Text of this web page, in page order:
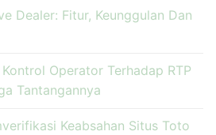
Dealer: Fitur, Keunggulan Dan
Operator Terhadap RTP
Tantangannya
Keabsahan Situs Toto